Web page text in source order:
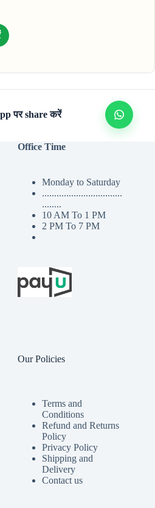
पर share करें
Office Time
Monday to Saturday
.................................
........
10 AM To 1 PM
2 PM To 7 PM
Our Policies
Terms and
Conditions
Refund and Returns
Policy
Privacy Policy
Shipping and
Delivery
Contact us